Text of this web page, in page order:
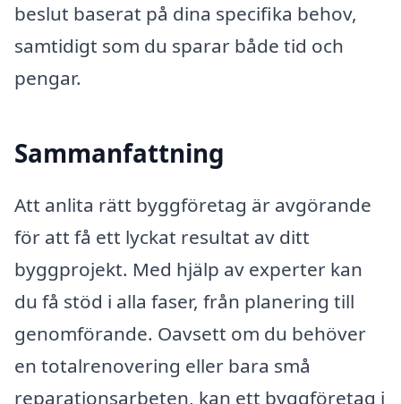
beslut baserat på dina specifika behov,
samtidigt som du sparar både tid och
pengar.
Sammanfattning
Att anlita rätt byggföretag är avgörande
för att få ett lyckat resultat av ditt
byggprojekt. Med hjälp av experter kan
du få stöd i alla faser, från planering till
genomförande. Oavsett om du behöver
en totalrenovering eller bara små
reparationsarbeten, kan ett byggföretag i